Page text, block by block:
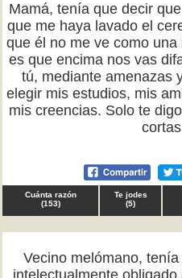
Mamá, tenía que decir
que me haya lavado el
que él no me ve como
es que encima nos vas
tú, mediante amenazas
elegir mis estudios, mis
mis creencias. Solo te
Cuánta razón
(153)
Te jodes
(5)
Vecino melómano,
intelectualmente